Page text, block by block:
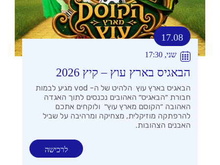
17.08
שני, 17:30
הבאגיס בארץ עוץ – קיץ 2026
הבאגיס בארץ עוץ הלהיט של ה- vod מגיע לבמות
חבורת ״הבאגיס״ האהובים נכנסים לתוך האגדה
האהובה ״הקוסם מארץ עוץ״ ולוקחים אתכם
להרפתקה מוזיקלית, מצחיקה ומרהיבה על שביל
האבנים הצהובות.
לרכישה